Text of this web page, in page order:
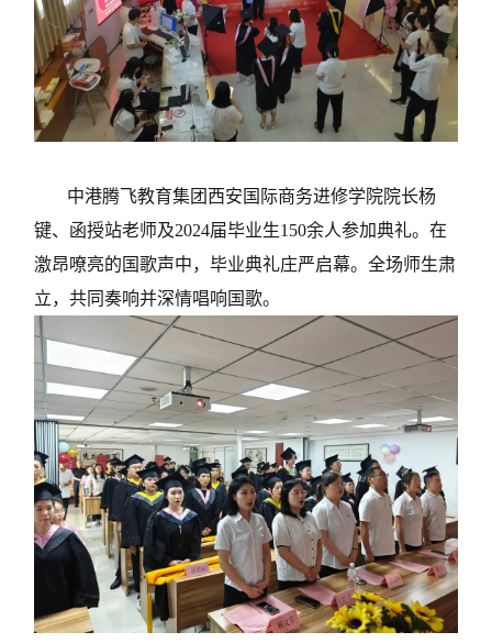
中港腾飞教育集团西安国际商务进修学院院长杨
键、函授站老师及2024届毕业生150余人参加典礼。在
激昂嘹亮的国歌声中，毕业典礼庄严启幕。全场师生肃
立，共同奏响并深情唱响国歌。